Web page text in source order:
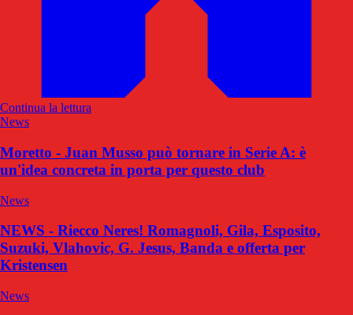
Continua la lettura
News
Moretto - Juan Musso può tornare in Serie A: è
un'idea concreta in porta per questo club
News
NEWS - Riecco Neres! Romagnoli, Gila, Esposito,
Suzuki, Vlahovic, G. Jesus, Banda e offerta per
Kristensen
News